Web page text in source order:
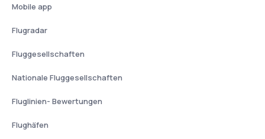
Mobile app
Flugradar
Fluggesellschaften
Nationale Fluggesellschaften
Fluglinien- Bewertungen
Flughäfen